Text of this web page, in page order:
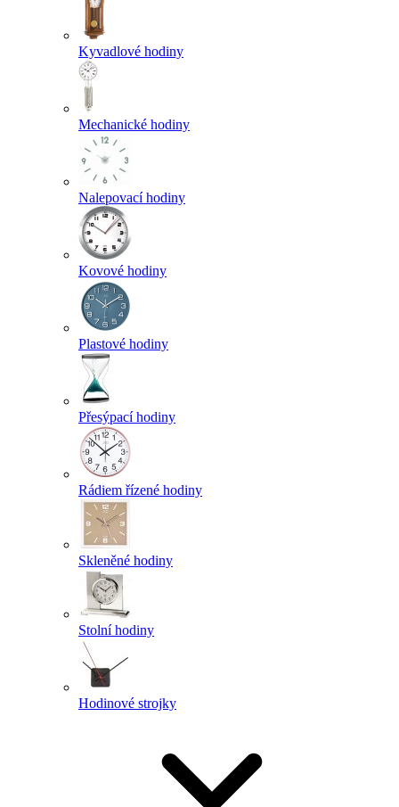
Kyvadlové hodiny
Mechanické hodiny
Nalepovací hodiny
Kovové hodiny
Plastové hodiny
Přesýpací hodiny
Rádiem řízené hodiny
Skleněné hodiny
Stolní hodiny
Hodinové strojky